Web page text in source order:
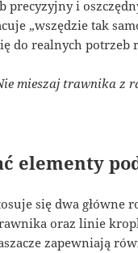
precyzyjny i
„wszędzie tak
do realnych potrzeb
mieszaj trawnika z
elementy
się dwa główne
oraz linie
zapewniają